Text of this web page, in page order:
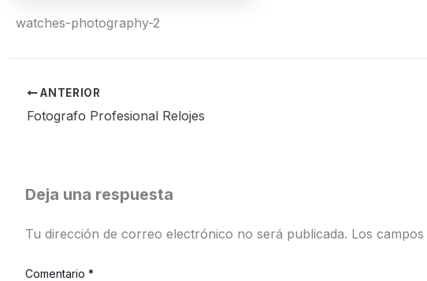
watches-photography-2
ANTERIOR
Fotografo Profesional Relojes
Deja una respuesta
Tu dirección de correo electrónico no será publicada. Los
Comentario *